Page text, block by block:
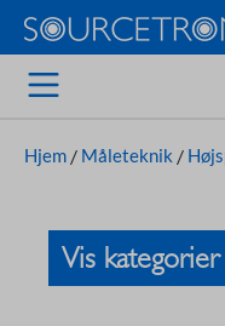
Hjem / Måleteknik /
Vis kategorier